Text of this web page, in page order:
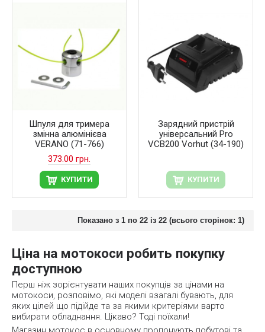
Шпуля для тримера
змінна алюмінієва
VERANO (71-766)
373.00 грн.
КУПИТИ
Зарядний пристрій
універсальний Pro
VCB200 Vorhut (34-190)
КУПИТИ
Показано з 1 по 22 із 22 (всього сторінок: 1)
Ціна на мотокоси робить покупку
доступною
Перш ніж зорієнтувати наших покупців за цінами на
мотокоси, розповімо, які моделі взагалі бувають, для
яких цілей що підійде та за якими критеріями варто
вибирати обладнання. Цікаво? Тоді поїхали!